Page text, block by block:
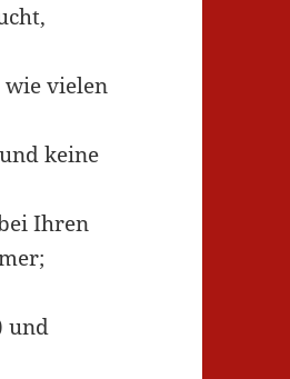
wie vielen
keine
Ihren
und